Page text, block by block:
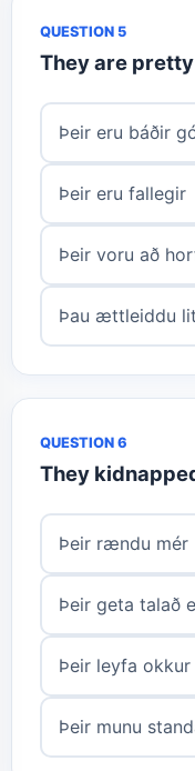
QUESTION 5
They are pretty
Þeir eru báðir
Þeir eru fallegir
Þeir voru að
Þau ættleiddu
QUESTION 6
They
Þeir rændu mér
Þeir geta talað
Þeir leyfa
Þeir munu